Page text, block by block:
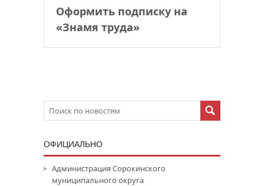
Оформить подписку на
«Знамя труда»
ОФИЦИАЛЬНО
Администрация Сорокинского
муниципального округа